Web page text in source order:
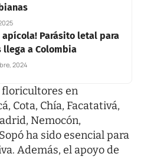
apícola! Parásito letal para
llega a Colombia
2024
floricultores en
Cota, Chía, Facatativá,
Nemocón,
ha sido esencial para
Además, el apoyo de